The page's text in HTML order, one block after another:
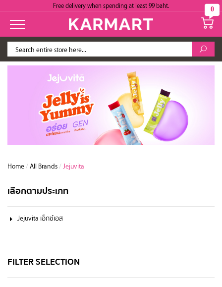
Free delivery when spending at least 99 baht. 0
Home /All Brands / Jejuvita
เลือกตามประเภท
Jejuvita เอ็กซ์เอส
FILTER SELECTION